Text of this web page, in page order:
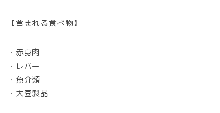
【含まれる食べ物】
・赤身肉
・レバー
・魚介類
・大豆製品